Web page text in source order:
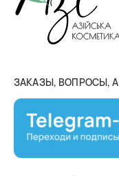
ЗАКАЗЫ, ВОПРОСЫ,